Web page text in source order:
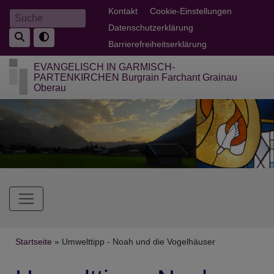
Direkt
zum
Inhalt
Suche Fußbereichsmenü
Kontakt
Cookie-Einstellungen
Datenschutzerklärung
Barrierefreiheitserklärung
EVANGELISCH IN GARMISCH-
PARTENKIRCHEN Burgrain Farchant Grainau
Oberau
Hauptnavigation
Breadcrumb
Startseite Umwelttipp - Noah und die Vogelhäuser